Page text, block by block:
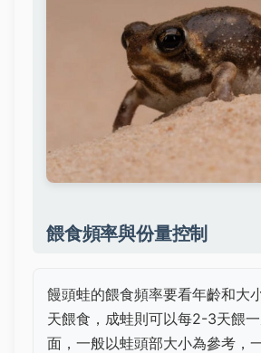
餵食頻率與份量控制
饅頭蛙的餵食頻率要看年齡和大
天餵食，成蛙則可以每2-3天餵
面，一般以蛙頭部大小為參考，